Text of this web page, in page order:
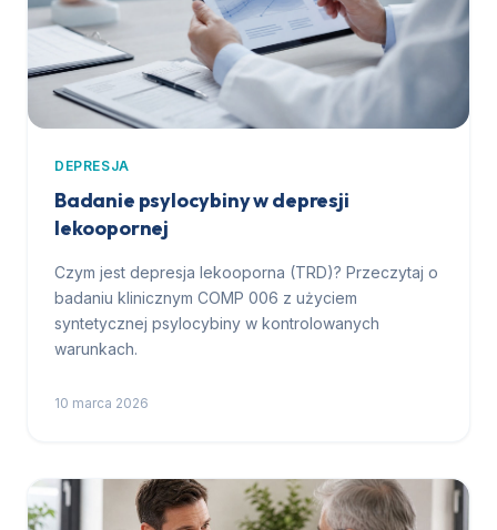
DEPRESJA
Badanie psylocybiny w depresji
lekoopornej
Czym jest depresja lekooporna (TRD)? Przeczytaj o
badaniu klinicznym COMP 006 z użyciem
syntetycznej psylocybiny w kontrolowanych
warunkach.
10 marca 2026